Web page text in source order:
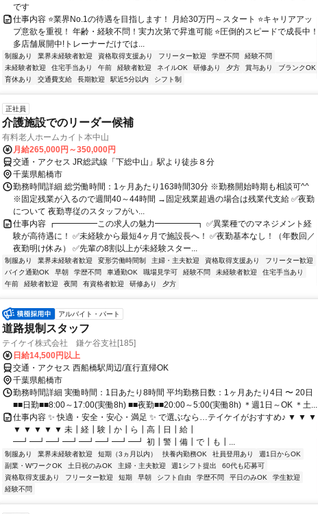
です
仕事内容 ⭐業界No.1の待遇を目指します！ 月給30万円～スタート ⭐キャリアアッ
プ意欲を重視！ 年齢・経験不問！実力次第で昇進可能 ⭐圧倒的スピードで成長中！
多店舗展開中!トレーナーだけでは...
制服あり 業界未経験者歓迎 資格取得支援あり フリーター歓迎 学歴不問
経験不問
未経験者歓迎
住宅手当あり 午前 経験者歓迎 ネイルOK 研修あり 夕方 賞与あり
ブランクOK
育休あり
交通費支給 長期歓迎 駅近5分以内 シフト制
正社員
介護施設でのリーダー候補
有料老人ホームカイト本中山
月給265,000円～350,000円
交通・アクセス JR総武線「下総中山」駅より徒歩８分
千葉県船橋市
勤務時間詳細 総労働時間：1ヶ月あたり163時間30分 ※勤務開始時期も相談可^^
※固定残業が入るので週間40～44時間 →固定残業超過の場合は残業代支給 ✅夜勤
について 夜勤専従のスタッフがい...
仕事内容 ┏━━━━━この求人の魅力━━━━━┓ ✅異業種でのマネジメント経
験が高待遇に！ ✅未経験から最短4ヶ月で施設長へ！ ✅夜勤基本なし！（年数回／
夜勤明け休み） ✅先輩の8割以上が未経験スター...
制服あり 業界未経験者歓迎 変形労働時間制 主婦・主夫歓迎 資格取得支援あり
フリーター歓迎
バイク通勤OK
早朝 学歴不問 車通勤OK 職場見学可 経験不問 未経験者歓迎
住宅手当あり
午前
経験者歓迎 夜間 有資格者歓迎 研修あり 夕方
アルバイト・パート
道路規制スタッフ
テイケイ株式会社 鎌ケ谷支社[185]
日給14,500円以上
交通・アクセス 西船橋駅周辺/直行直帰OK
千葉県船橋市
勤務時間詳細 実働時間：1日あたり8時間 平均勤務日数：1ヶ月あたり4日 〜 20日
■■日勤■■8:00～17:00(実働8h) ■■夜勤■■20:00～5:00(実働8h) ＊週1日～OK ＊土...
仕事内容 ✨ 快適・安全・安心・満足 ✨ で選ぶなら…テイケイがおすすめ♪ ▼ ▼ ▼
▼ ▼ ▼ ▼ ▼ 未┃経┃験┃か┃ら┃高┃日┃給┃
━┛━┛━┛━┛━┛━┛━┛━┛ 初┃警┃備┃で┃も┃...
制服あり 業界未経験者歓迎 短期（3ヵ月以内） 扶養内勤務OK 社員登用あり
週1日からOK
副業・WワークOK
土日祝のみOK 主婦・主夫歓迎 週1シフト提出
60代も応募可
資格取得支援あり
フリーター歓迎 短期 早朝 シフト自由 学歴不問 平日のみOK
学生歓迎
経験不問